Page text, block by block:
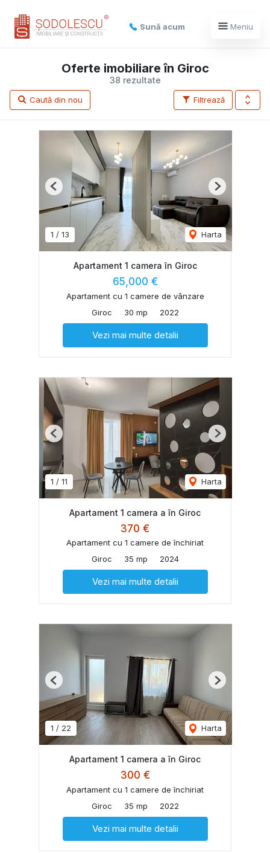
Sună acum Meniu
38 rezultate
Oferte imobiliare în Giroc
Filtrează
Caută din nou
1 / 13 Harta
Previous Next
Apartament 1 camera în Giroc
65,000 €
Apartament cu 1 camere de vânzare
Giroc
30 mp 2022
Vezi mai multe detalii
1 / 11 Harta
Previous Next
Apartament 1 camera a în Giroc
370 €
Apartament cu 1 camere de închiriat
Giroc
35 mp 2024
Vezi mai multe detalii
1 / 22 Harta
Previous Next
Apartament 1 camera a în Giroc
300 €
Apartament cu 1 camere de închiriat
Giroc
35 mp 2022
Vezi mai multe detalii